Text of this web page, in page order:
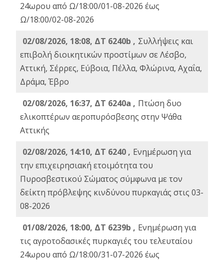
24ωρου από Ω/18:00/01-08-2026 έως
Ω/18:00/02-08-2026
02/08/2026, 18:08, ΔΤ 6240b , Συλλήψεις και
επιβολή διοικητικών προστίμων σε Λέσβο,
Αττική, Σέρρες, Εύβοια, Πέλλα, Φλώρινα, Αχαΐα,
Δράμα, Έβρο
02/08/2026, 16:37, ΔΤ 6240a , Πτώση δυο
ελικοπτέρων αεροπυρόσβεσης στην Ψάθα
Αττικής
02/08/2026, 14:10, ΔΤ 6240 , Ενημέρωση για
την επιχειρησιακή ετοιμότητα του
Πυροσβεστικού Σώματος σύμφωνα με τον
δείκτη πρόβλεψης κινδύνου πυρκαγιάς στις 03-
08-2026
01/08/2026, 18:00, ΔΤ 6239b , Ενημέρωση για
τις αγροτοδασικές πυρκαγιές του τελευταίου
24ωρου από Ω/18:00/31-07-2026 έως